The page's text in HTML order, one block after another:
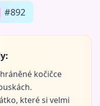
#892
kočičce
které si velmi